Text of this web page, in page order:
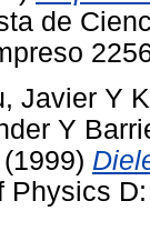
de
Javier Y
Y
(1999)
Physics